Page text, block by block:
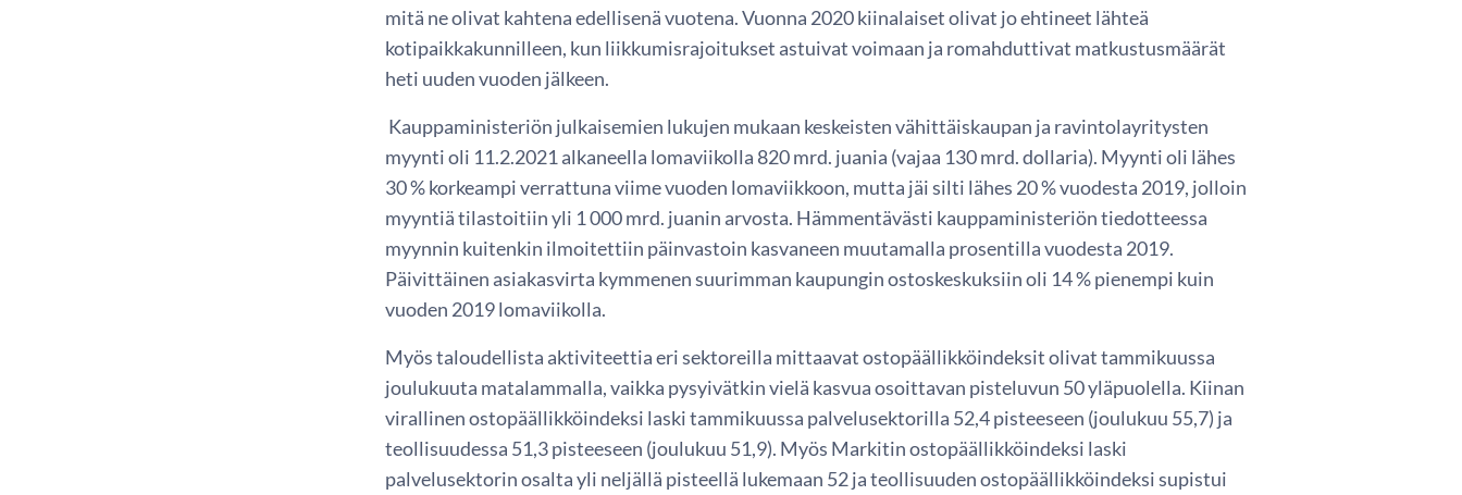
mitä ne olivat kahtena edellisenä vuotena. Vuonna 2020 kiinalaiset olivat jo ehtineet lähteä
kotipaikkakunnilleen, kun liikkumisrajoitukset astuivat voimaan ja romahduttivat matkustusmäärät
heti uuden vuoden jälkeen.
Kauppaministeriön julkaisemien lukujen mukaan keskeisten vähittäiskaupan ja ravintolayritysten
myynti oli 11.2.2021 alkaneella lomaviikolla 820 mrd. juania (vajaa 130 mrd. dollaria). Myynti oli lähes
30 % korkeampi verrattuna viime vuoden lomaviikkoon, mutta jäi silti lähes 20 % vuodesta 2019, jolloin
myyntiä tilastoitiin yli 1 000 mrd. juanin arvosta. Hämmentävästi kauppaministeriön tiedotteessa
myynnin kuitenkin ilmoitettiin päinvastoin kasvaneen muutamalla prosentilla vuodesta 2019.
Päivittäinen asiakasvirta kymmenen suurimman kaupungin ostoskeskuksiin oli 14 % pienempi kuin
vuoden 2019 lomaviikolla.
Myös taloudellista aktiviteettia eri sektoreilla mittaavat ostopäällikköindeksit olivat tammikuussa
joulukuuta matalammalla, vaikka pysyivätkin vielä kasvua osoittavan pisteluvun 50 yläpuolella. Kiinan
virallinen ostopäällikköindeksi laski tammikuussa palvelusektorilla 52,4 pisteeseen (joulukuu 55,7) ja
teollisuudessa 51,3 pisteeseen (joulukuu 51,9). Myös Markitin ostopäällikköindeksi laski
palvelusektorin osalta yli neljällä pisteellä lukemaan 52 ja teollisuuden ostopäällikköindeksi supistui